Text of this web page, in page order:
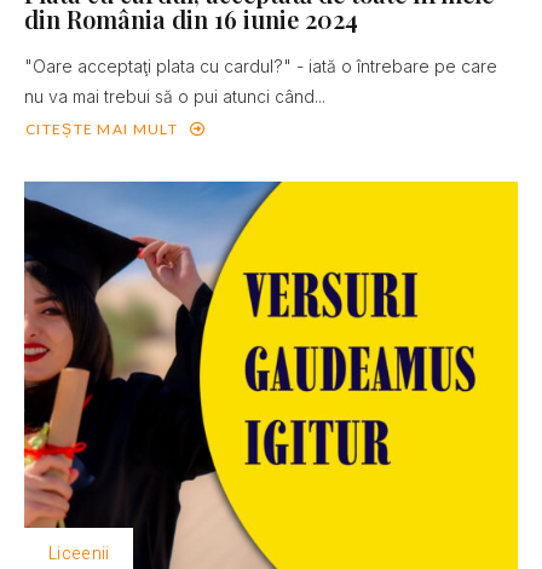
din România din 16 iunie 2024
"Oare acceptaţi plata cu cardul?" - iată o întrebare pe care
nu va mai trebui să o pui atunci când...
CITEȘTE MAI MULT
Liceenii